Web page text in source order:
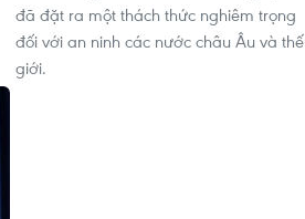
đã đặt ra một thách thức nghiêm trọng
đối với an ninh các nước châu Âu và thế
giới.